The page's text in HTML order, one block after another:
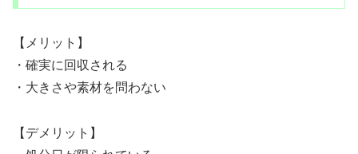
【メリット】
・確実に回収される
・大きさや素材を問わない
【デメリット】